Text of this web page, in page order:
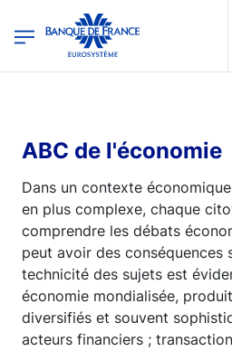
Banque de France - Menu Principal
ABC de l'économie
Dans un contexte
en plus complexe, chaque
comprendre les débats
peut avoir des conséquences
technicité des sujets est
économie mondialisée,
diversifiés et souvent
acteurs financiers ;